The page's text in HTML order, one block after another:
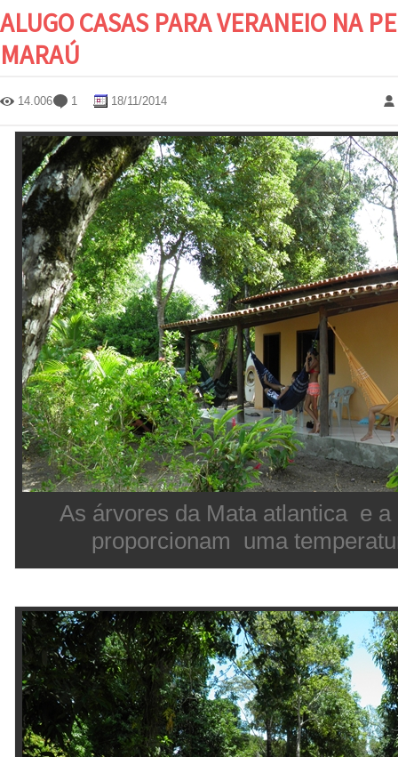
ALUGO CASAS PARA VERANEIO NA
MARAÚ
14.006 1 18/11/2014
As árvores da Mata atlantica e a
proporcionam uma